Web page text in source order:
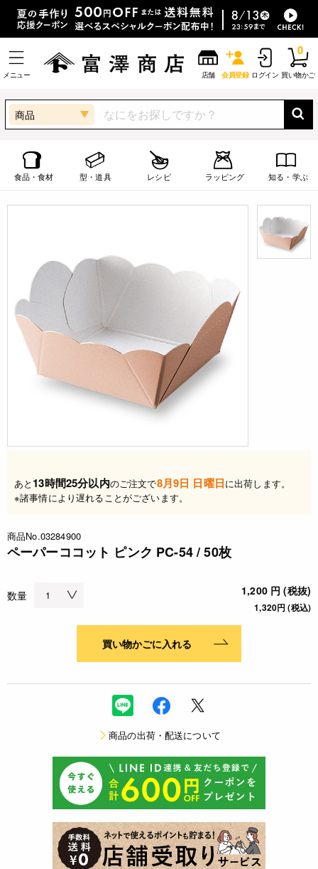
メニュー 店舗 会員登録 ログイン 買い物かご
0
商品
食品・食材 型・道具 レシピ ラッピング 知る・学ぶ
あと 13時間25分以内のご注文で8月9日 日曜日に出荷します。
※諸事情により遅れることがございます。
商品No.03284900
ペーパーココット ピンク PC-54 / 50枚
数量 1,200 円 (税抜)
1,320円 (税込)
買い物かごに入れる
商品の出荷・配送について